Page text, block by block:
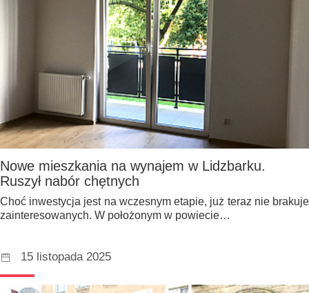
Nowe mieszkania na wynajem w Lidzbarku.
Ruszył nabór chętnych
Choć inwestycja jest na wczesnym etapie, już teraz nie brakuje
zainteresowanych. W położonym w powiecie…
15 listopada 2025